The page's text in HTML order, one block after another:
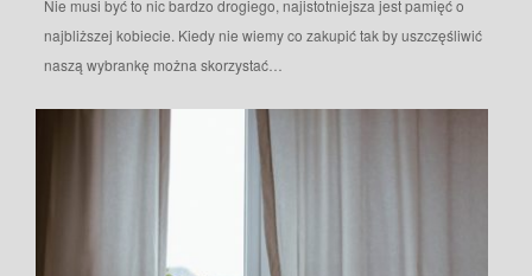
Nie musi być to nic bardzo drogiego, najistotniejsza jest pamięć o
najbliższej kobiecie. Kiedy nie wiemy co zakupić tak by uszczęśliwić
naszą wybrankę można skorzystać…